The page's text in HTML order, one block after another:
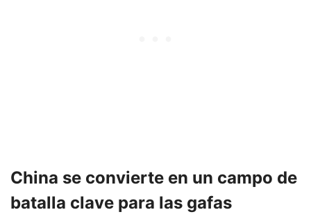
China se convierte en un campo de
batalla clave para las gafas